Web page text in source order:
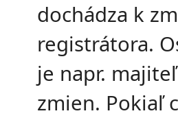
dochádza k
registrátora.
je napr.
zmien. Pokiaľ